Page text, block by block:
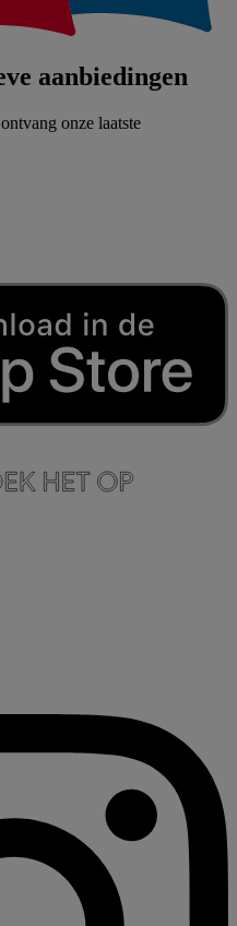
aanbiedingen
onze laatste